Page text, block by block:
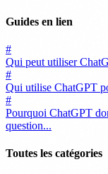
Guides en lien
#
Qui peut utiliser
#
Qui utilise ChatGPT
#
Pourquoi ChatGPT
question...
Toutes les catégories